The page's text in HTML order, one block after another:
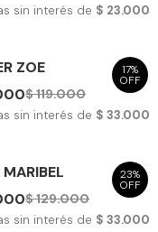
sin interés de $ 23.000
17%
OFF
ZOE
$ 119.000
sin interés de $ 33.000
23%
OFF
$ 129.000
sin interés de $ 33.000